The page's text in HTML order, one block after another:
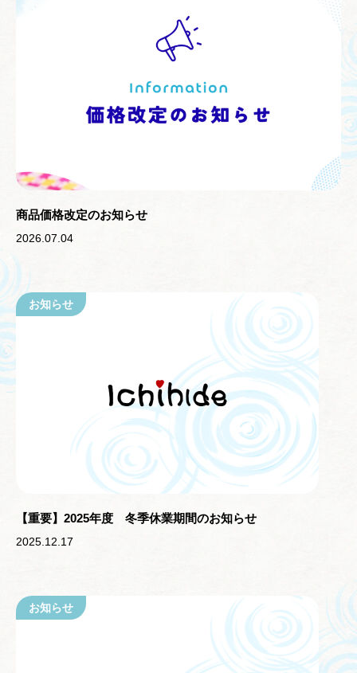
商品価格改定のお知らせ
2026.07.04
お知らせ
【重要】2025年度 冬季休業期間のお知らせ
2025.12.17
お知らせ